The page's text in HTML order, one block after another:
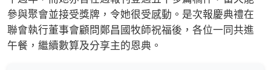
參與聚會並接受獎牌，令她很受感動。是次報慶典禮在
聯會執行董事會顧問鄭昌國牧師祝福後，各位一同共進
午餐，繼續數算及分享主的恩典。